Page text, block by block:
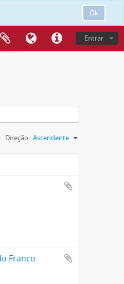
Ok
Entrar
Direção: Ascendente
Franco